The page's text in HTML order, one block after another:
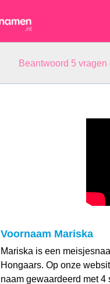
Beantwoord 5
Voornaam Mariska
Mariska is een
Hongaars. Op onze
naam gewaardeerd met 4